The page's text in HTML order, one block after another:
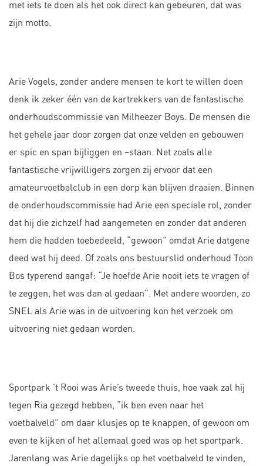
met iets te doen als het ook direct kan gebeuren, dat was
zijn motto.
Arie Vogels, zonder andere mensen te kort te willen doen
denk ik zeker één van de kartrekkers van de fantastische
onderhoudscommissie van Milheezer Boys. De mensen die
het gehele jaar door zorgen dat onze velden en gebouwen
er spic en span bijliggen en –staan. Net zoals alle
fantastische vrijwilligers zorgen zij ervoor dat een
amateurvoetbalclub in een dorp kan blijven draaien. Binnen
de onderhoudscommissie had Arie een speciale rol, zonder
dat hij die zichzelf had aangemeten en zonder dat anderen
hem die hadden toebedeeld, “gewoon” omdat Arie datgene
deed wat hij deed. Of zoals ons bestuurslid onderhoud Toon
Bos typerend aangaf: “Je hoefde Arie nooit iets te vragen of
te zeggen, het was dan al gedaan”. Met andere woorden, zo
SNEL als Arie was in de uitvoering kon het verzoek om
uitvoering niet gedaan worden.
Sportpark ’t Rooi was Arie’s tweede thuis, hoe vaak zal hij
tegen Ria gezegd hebben, “ik ben even naar het
voetbalveld” om daar klusjes op te knappen, of gewoon om
even te kijken of het allemaal goed was op het sportpark.
Jarenlang was Arie dagelijks op het voetbalveld te vinden,